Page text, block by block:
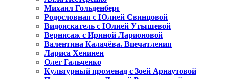
Михаил Гольденберг
Родословная с Юлией Свинцовой
Видоискатель с Юлией Утышевой
Вернисаж с Ириной Ларионовой
Валентина Калачёва. Впечатления
Лариса Хенинен
Олег Гальченко
Культурный променад с Зоей Арнаутовой